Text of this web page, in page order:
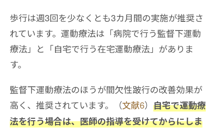
歩行は週3回を少なくとも3カ月間の実施が推奨さ
れています。運動療法は「病院で行う監督下運動
療法」と「自宅で行う在宅運動療法」がありま
す。
監督下運動療法のほうが間欠性跛行の改善効果が
高く、推奨されています。（文献6） 自宅で運動療
法を行う場合は、医師の指導を受けてからにしま